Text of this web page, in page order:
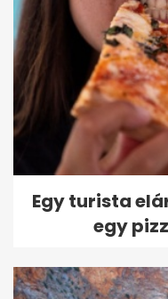
Egy turista
egy